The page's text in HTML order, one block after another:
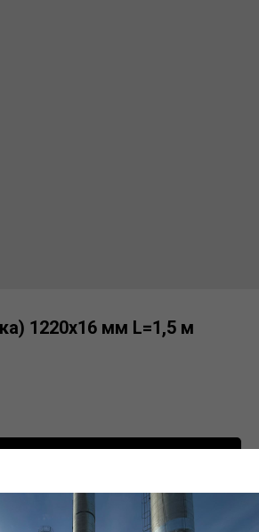
1220х16 мм L=1,5 м